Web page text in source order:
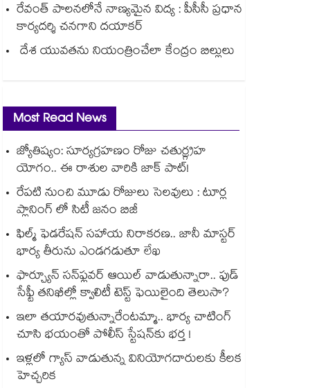
రేవంత్‌‌ పాలనలోనే నాణ్యమైన విద్య : పీసీసీ ప్రధాన
కార్యదర్శి చనగాని దయాకర్
దేశ యువతను నియంత్రించేలా కేంద్రం బిల్లులు
Most Read News
జ్యోతిష్యం: సూర్యగ్రహణం రోజు చతుర్గ్రహ
యోగం.. ఈ రాశుల వారికి జాక్ పాట్!
రేపటి నుంచి మూడు రోజులు సెలవులు : టూర్ల
ప్లానింగ్ లో సిటీ జనం బిజీ
ఫిల్మ్ ఫెడరేషన్ సహాయ నిరాకరణ.. జానీ మాస్టర్
భార్య తీరును ఎండగడుతూ లేఖ
ఫార్చ్యూన్ సన్‌ఫ్లవర్ ఆయిల్ వాడుతున్నారా.. ఫుడ్
సేఫ్టీ తనిఖీల్లో క్వాలిటీ టెస్ట్ ఫెయిలైంది తెలుసా?
ఇలా తయారవుతున్నారేంటమ్మా.. భార్య చాటింగ్
చూసి భయంతో పోలీస్ స్టేషన్⁫కు భర్త !
ఇళ్లలో గ్యాస్ వాడుతున్న వినియోగదారులకు కీలక
హెచ్చరిక